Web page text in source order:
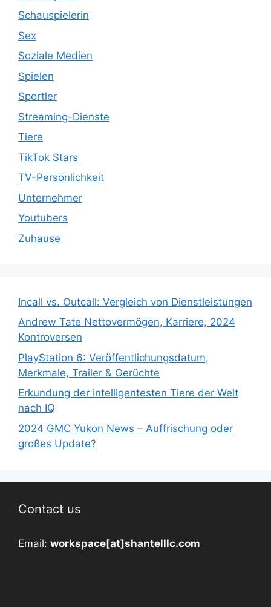
Schauspielerin
Sex
Soziale Medien
Spielen
Sportler
Streaming-Dienste
Tiere
TikTok Stars
TV-Persönlichkeit
Unternehmer
Youtubers
Zuhause
Incall vs. Outcall: Vergleich von Dienstleistungen
Andrew Tate Nettovermögen, Karriere, 2024
Kontroversen
PlayStation 6: Veröffentlichungsdatum,
Merkmale, Trailer & Gerüchte
Erkundung der intelligentesten Tiere der Welt
nach IQ
2024 GMC Yukon News – Auffrischung oder
großes Update?
Contact us
Email: workspace[at]shantelllc.com